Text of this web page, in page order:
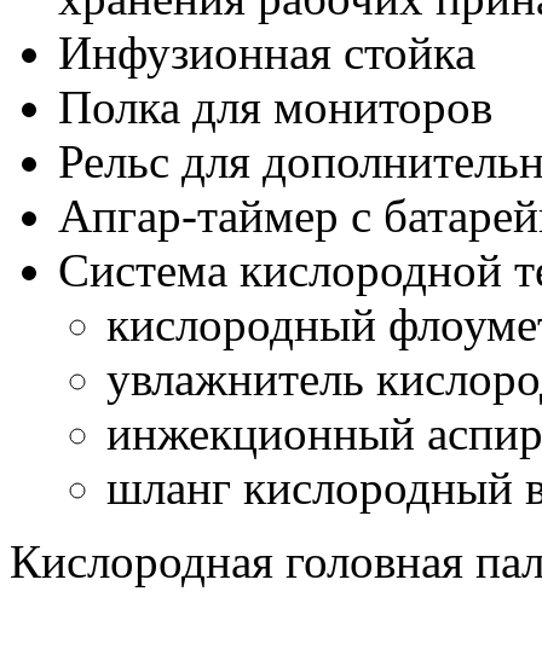
Инфузионная стойка
Полка для мониторов
Рельс для
Апгар-таймер с
Система кислородной
кислородный
увлажнитель
инжекционный
шланг кислородный
Кислородная головная